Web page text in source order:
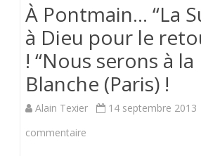
Prière
du
Sonneur
de
À Pontmain… “La
à Dieu pour le
! “Nous serons à
Blanche (Paris) !
Alain Texier 14 septembre 2013
commentaire